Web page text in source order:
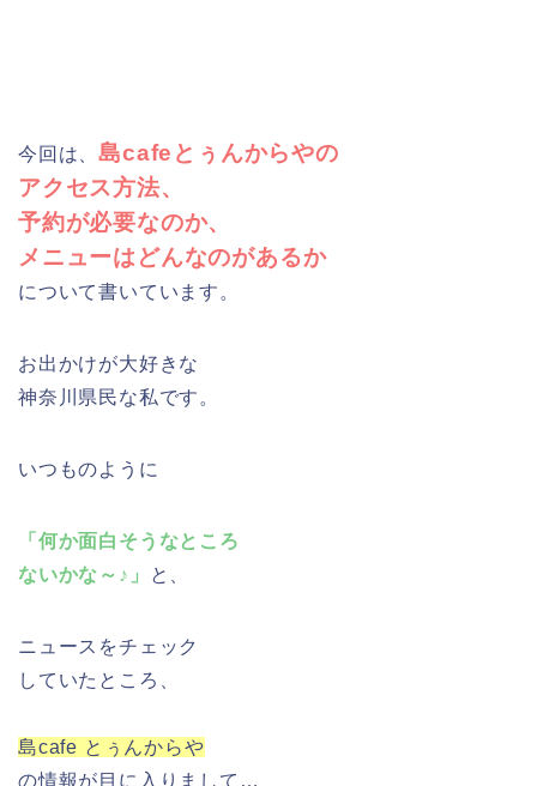
今回は、島cafeとぅんからやの
アクセス方法、
予約が必要なのか、
メニューはどんなのがあるか
について書いています。
お出かけが大好きな
神奈川県民な私です。
いつものように
「何か面白そうなところ
ないかな～♪」
と、
ニュースをチェック
していたところ、
島cafe とぅんからや
の情報が目に入りまして…